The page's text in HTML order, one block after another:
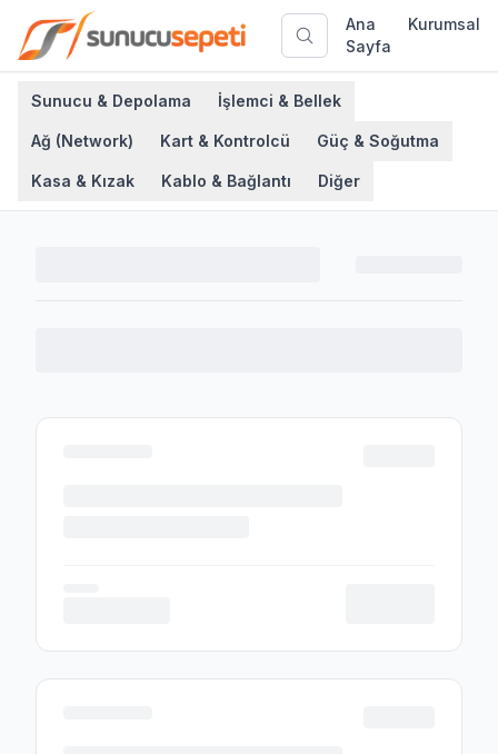
Ana
Sayfa
Kurumsal
Sunucu & Depolama İşlemci & Bellek
Ağ (Network) Kart & Kontrolcü Güç & Soğutma
Kasa & Kızak Kablo & Bağlantı Diğer